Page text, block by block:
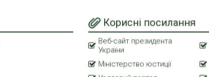
Корисні посилання
Веб-сайт президента
України
Міністерство юстиції